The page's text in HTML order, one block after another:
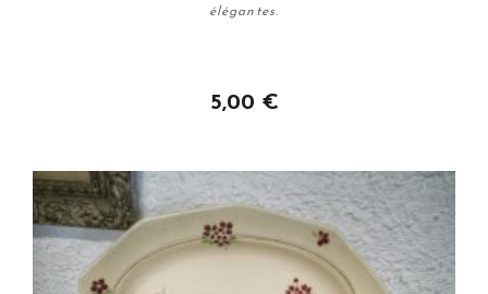
élégantes.
5,00 €